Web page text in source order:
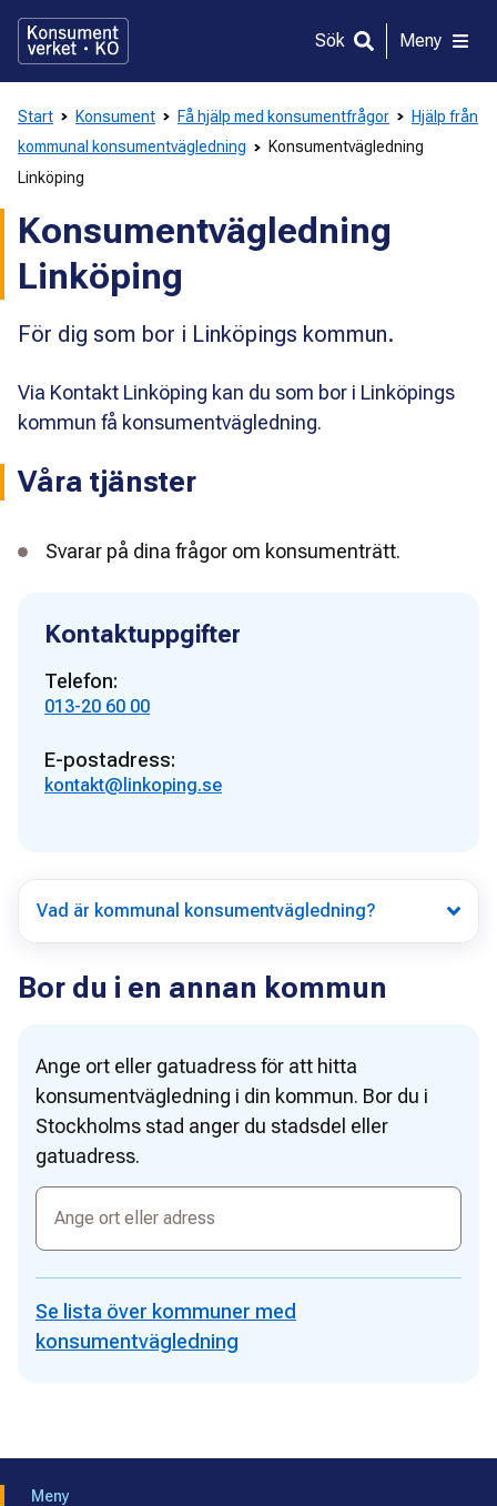
direkt
innehållet
Sök Meny
Start Konsument Få hjälp med konsumentfrågor
Hjälp från
kommunal konsumentvägledning
Konsumentvägledning
Linköping
Konsumentvägledning
Linköping
För dig som bor i Linköpings kommun.
Via Kontakt Linköping kan du som bor i Linköpings
kommun få konsumentvägledning.
Våra tjänster
Svarar på dina frågor om konsumenträtt.
Kontaktuppgifter
Telefon:
013-20 60 00
E-postadress:
kontakt@linkoping.se
Vad är kommunal konsumentvägledning?
Bor du i en annan kommun
Ange ort eller gatuadress för att hitta
konsumentvägledning i din kommun. Bor du i
Stockholms stad anger du stadsdel eller
gatuadress.
Ange
eller
adress
Se lista över kommuner med
konsumentvägledning
Meny